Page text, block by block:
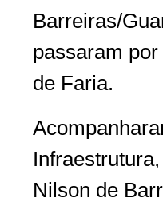
Barreiras/
passaram
de Faria.
Nilson de